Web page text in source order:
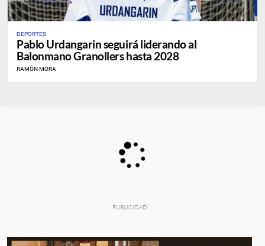
DEPORTES
Pablo Urdangarin seguirá liderando al
Balonmano Granollers hasta 2028
RAMÓN MORA